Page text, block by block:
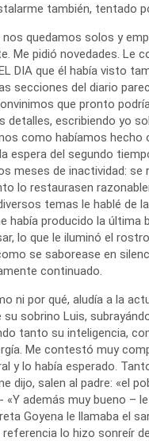
también, tentado
nos quedamos solos y
Me pidió novedades. Le
DIA que él había visto
secciones del diario
que pronto
detalles, escribiendo yo
como habíamos hecho
espera del segundo
meses de inactividad: se
lo restaurasen
temas le hablé de
había producido la última
lo que le iluminó el
se saborease en
continuado.
ni por qué, aludía a la
sobrino Luis,
tanto su inteligencia,
Me contestó muy
y lo había esperado.
dijo, salen al padre: «el
«Y además muy bueno –
Goyena le llamaba el
lo hizo sonreír